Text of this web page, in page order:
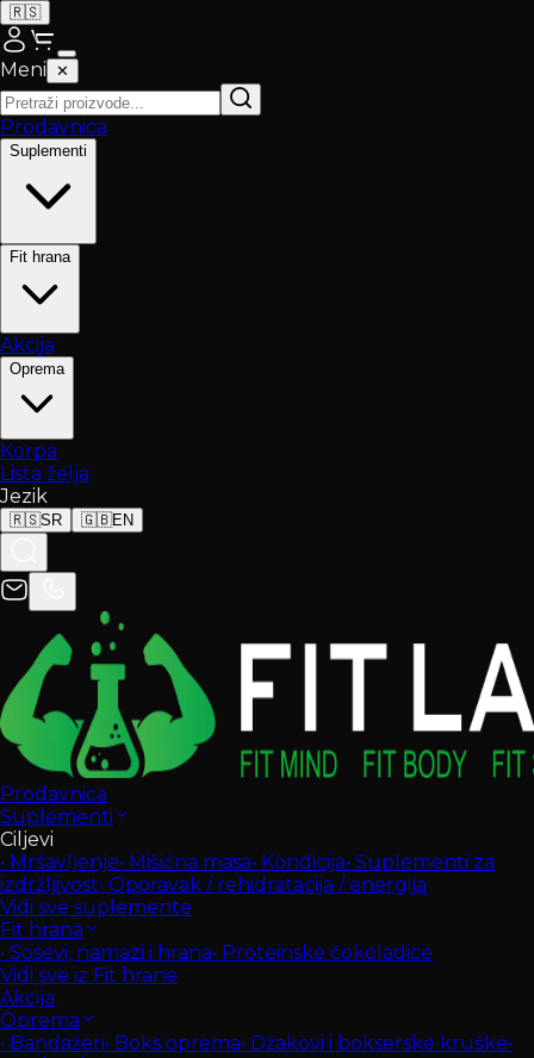
🇷🇸
Meni ✕
Prodavnica
Suplementi
Fit hrana
Akcija
Oprema
Korpa
Lista želja
Jezik
🇷🇸SR 🇬🇧EN
Prodavnica
Suplementi
Ciljevi
• Mršavljenje• Mišićna masa• Kondicija• Suplementi za
izdržljivost• Oporavak / rehidratacija / energija
Vidi sve suplemente
Fit hrana
• Sosevi, namazi i hrana• Proteinske čokoladice
Vidi sve iz Fit hrane
Akcija
Oprema
• Bandažeri• Boks oprema• Džakovi i bokserske kruške•